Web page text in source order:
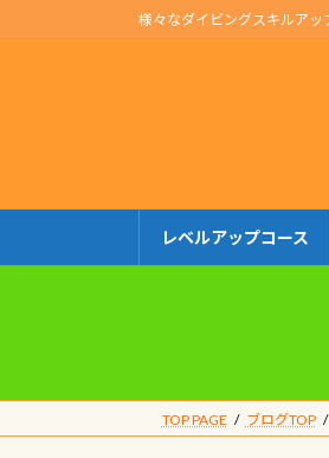
ン
キ
プ
ビ
に
動
様々なダイビングスキルア
レベルアップコース
TOP PAGE ブログTOP